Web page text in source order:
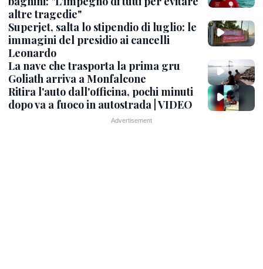
altre tragedie"
Superjet, salta lo stipendio di luglio: le
immagini del presidio ai cancelli
Leonardo
La nave che trasporta la prima gru
Goliath arriva a Monfalcone
Ritira l'auto dall'officina, pochi minuti
dopo va a fuoco in autostrada | VIDEO